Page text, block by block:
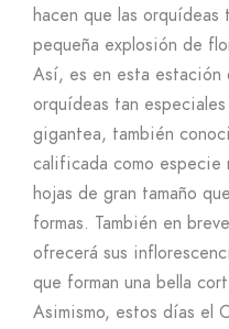
hacen que las orquídeas
pequeña explosión de
Así, es en esta estación
orquídeas tan
gigantea, también
calificada como especie
hojas de gran tamaño
formas. También en
ofrecerá sus
que forman una bella
Asimismo, estos días el